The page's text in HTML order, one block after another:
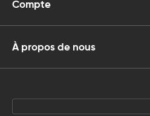
Compte
À propos de nous